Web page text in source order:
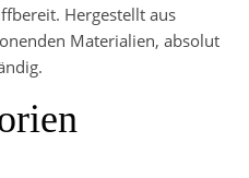
Hergestellt aus
Materialien, absolut